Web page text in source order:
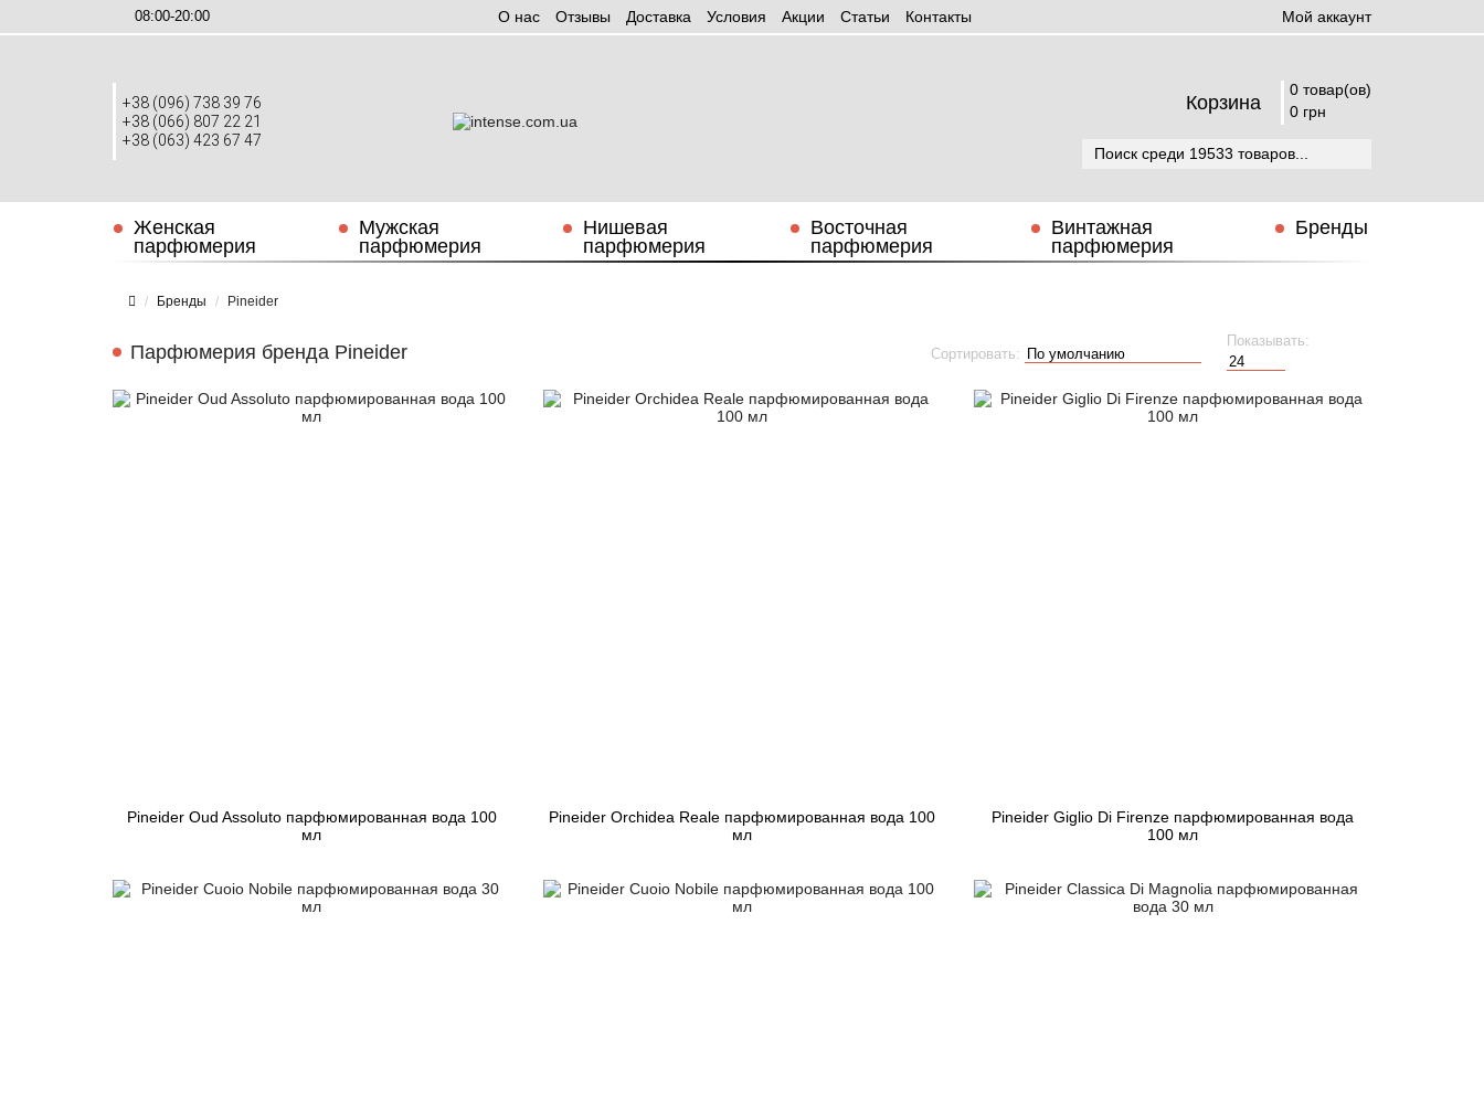
08:00-20:00 О нас Отзывы Доставка Условия Aкции Статьи Контакты Мой аккаунт
+38 (096) 738 39 76
+38 (066) 807 22 21
+38 (063) 423 67 47
Корзина
0 товар(ов)
0 грн
Женская
парфюмерия
Мужская
парфюмерия
Нишевая
парфюмерия
Восточная
парфюмерия
Винтажная
парфюмерия
Бренды
Бренды Pineider
Парфюмерия бренда Pineider Сортировать:
Показывать:
Pineider Oud Assoluto парфюмированная вода 100
мл
Закончился
Pineider Orchidea Reale парфюмированная вода 100
мл
Закончился
Pineider Giglio Di Firenze парфюмированная вода
100 мл
Закончился